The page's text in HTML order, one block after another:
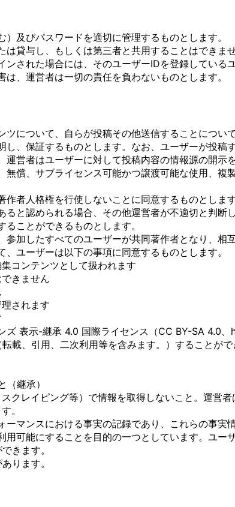
及びパスワードを適切に管理するものとします。
貸与し、もしくは第三者と共用することはできませ
された場合には、そのユーザーIDを登録している
、運営者は一切の責任を負わないものとします。
について、自らが投稿その他送信することについ
、保証するものとします。なお、ユーザーが投稿
営者はユーザーに対して投稿内容の情報源の開示
償、サブライセンス可能かつ譲渡可能な使用、複
者人格権を行使しないことに同意するものとします
と認められる場合、その他運営者が不適切と判断
ことができるものとします。
加したすべてのユーザーが共同著作者となり、相
ユーザーは以下の事項に同意するものとします。
コンテンツとして扱われます
きません
されます
ズ 表示-継承 4.0 国際ライセンス（CC BY-SA
、引用、二次利用等を含みます。）することが
継承）
クレイピング等）で情報を取得しないこと。運営
。
マンスにおける事実の記録であり、これらの事実
可能にすることを目的の一つとしています。ユー
きます。
ります。